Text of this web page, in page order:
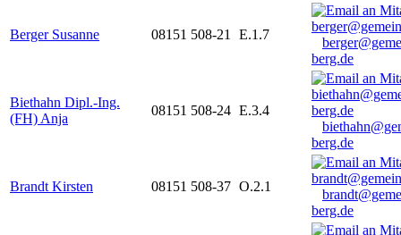
Berger Susanne 08151 508-21 E.1.7
berg.de
Biethahn Dipl.-Ing.
(FH) Anja
08151 508-24 E.3.4
berg.de
Brandt Kirsten 08151 508-37 O.2.1
berg.de